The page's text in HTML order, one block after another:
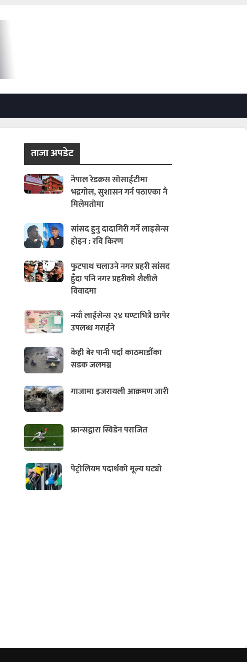
ताजा अपडेट
नेपाल रेडक्रस सोसाईटीमा
भद्रगोल, सुशासन गर्न पठाएका नै
मिलेमतोमा
सांसद हुनु दादागिरी गर्ने लाइसेन्स
होइन : रवि किरण
फुटपाथ चलाउने नगर प्रहरी सांसद
हुँदा पनि नगर प्रहरीको शैलीले
विवादमा
नयाँ लाईसेन्स २४ घण्टाभित्रै छापेर
उपलब्ध गराईने
केही बेर पानी पर्दा काठमाडौँका
सडक जलमग्न
गाजामा इजरायली आक्रमण जारी
फ्रान्सद्वारा स्विडेन पराजित
पेट्रोलियम पदार्थको मूल्य घट्यो